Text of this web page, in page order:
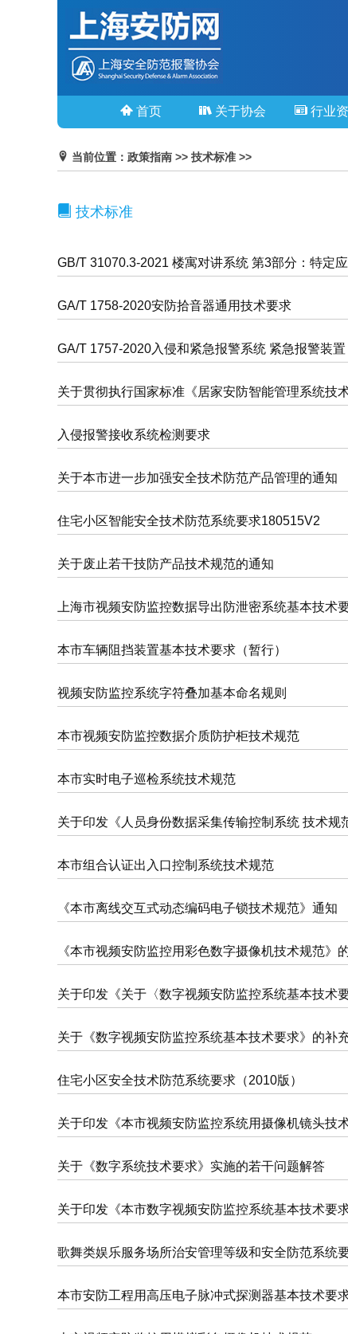
首页 关于协会 行业
当前位置：政策指南 >> 技术标准 >>
技术标准
GB/T 31070.3-2021 楼寓对讲系统 第3部分：特定
GA/T 1758-2020安防拾音器通用技术要求
GA/T 1757-2020入侵和紧急报警系统 紧急报警装置
关于贯彻执行国家标准《居家安防智能管理系统技
入侵报警接收系统检测要求
关于本市进一步加强安全技术防范产品管理的通知
住宅小区智能安全技术防范系统要求180515V2
关于废止若干技防产品技术规范的通知
上海市视频安防监控数据导出防泄密系统基本技术
本市车辆阻挡装置基本技术要求（暂行）
视频安防监控系统字符叠加基本命名规则
本市视频安防监控数据介质防护柜技术规范
本市实时电子巡检系统技术规范
关于印发《人员身份数据采集传输控制系统 技术规
本市组合认证出入口控制系统技术规范
《本市离线交互式动态编码电子锁技术规范》通知
《本市视频安防监控用彩色数字摄像机技术规范》
关于印发《关于〈数字视频安防监控系统基本技术
关于《数字视频安防监控系统基本技术要求》的补
住宅小区安全技术防范系统要求（2010版）
关于印发《本市视频安防监控系统用摄像机镜头技
关于《数字系统技术要求》实施的若干问题解答
关于印发《本市数字视频安防监控系统基本技术要
歌舞类娱乐服务场所治安管理等级和安全防范系统
本市安防工程用高压电子脉冲式探测器基本技术要